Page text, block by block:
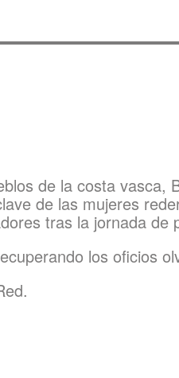
de la costa vasca,
de las mujeres
tras la jornada de
los oficios